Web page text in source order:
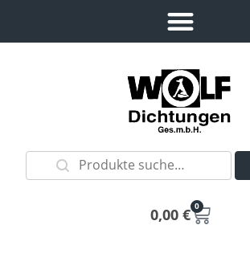
0,00 € 0